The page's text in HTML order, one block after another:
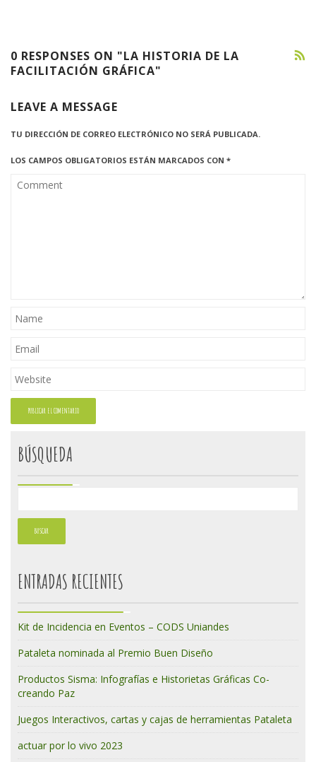
0 RESPONSES ON "LA HISTORIA DE LA
FACILITACIÓN GRÁFICA"
LEAVE A MESSAGE
TU DIRECCIÓN DE CORREO ELECTRÓNICO NO SERÁ PUBLICADA.
LOS CAMPOS OBLIGATORIOS ESTÁN MARCADOS CON *
BÚSQUEDA
ENTRADAS RECIENTES
Kit de Incidencia en Eventos – CODS Uniandes
Pataleta nominada al Premio Buen Diseño
Productos Sisma: Infografías e Historietas Gráficas Co-
creando Paz
Juegos Interactivos, cartas y cajas de herramientas Pataleta
actuar por lo vivo 2023